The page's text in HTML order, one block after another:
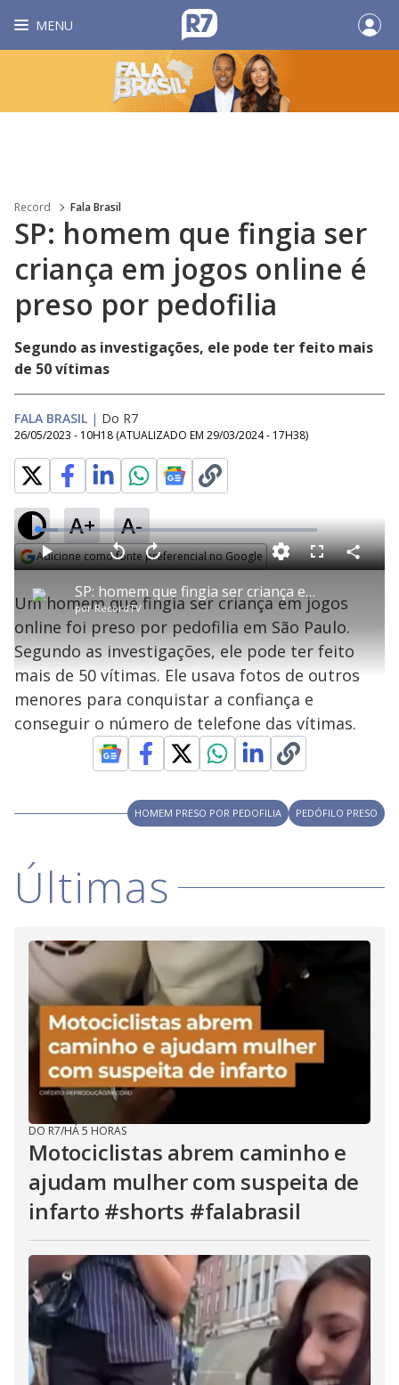
MENU
Record Fala Brasil
SP: homem que fingia ser
criança em jogos online é
preso por pedofilia
Segundo as investigações, ele pode ter feito mais
de 50 vítimas
FALA BRASIL | Do R7
26/05/2023 - 10H18 (ATUALIZADO EM 29/03/2024 - 17H38)
A+ A-
Adicione como fonte preferencial no Google
P
l
a
y
V
e
o
SP: homem que fingia ser criança em jogos online é preso por pedofilia
porRecordTV
P V
t
a
r
0
e
g
n
d
s
A
n
ç
a
1
s
e
u
n
o
s
L
o
a
d
e
7
.
2
7
%
F
s
c
e
n
C
o
a
Um homem que fingia ser criança em jogos
online foi preso por pedofilia em São Paulo.
Segundo as investigações, ele pode ter feito
mais de 50 vítimas. Ele usava fotos de outros
menores para conquistar a confiança e
conseguir o número de telefone das vítimas.
HOMEM PRESO POR PEDOFILIA PEDÓFILO PRESO
Últimas
DO R7/HÁ 5 HORAS
Motociclistas abrem caminho e
ajudam mulher com suspeita de
infarto #shorts #falabrasil